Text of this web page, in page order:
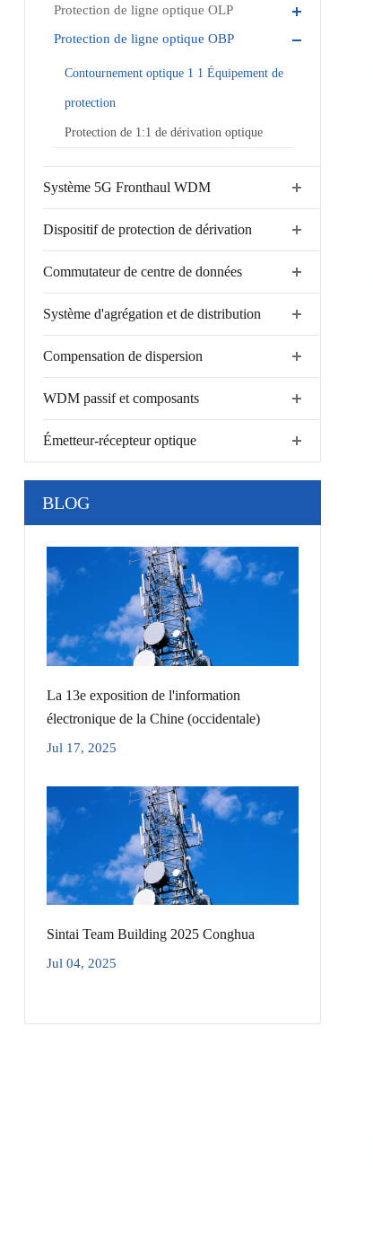
Protection de ligne optique OLP
Protection de ligne optique OBP
Contournement optique 1 1 Équipement de
protection
Protection de 1:1 de dérivation optique
Système 5G Fronthaul WDM
Dispositif de protection de dérivation
Commutateur de centre de données
Système d'agrégation et de distribution
Compensation de dispersion
WDM passif et composants
Émetteur-récepteur optique
BLOG
La 13e exposition de l'information
électronique de la Chine (occidentale)
Jul 17, 2025
Sintai Team Building 2025 Conghua
Jul 04, 2025